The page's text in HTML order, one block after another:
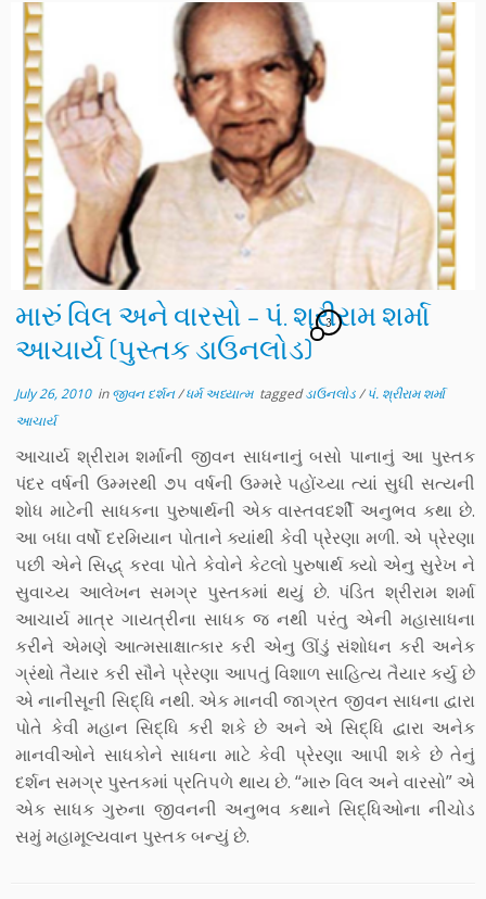
મારું વિલ અને વારસો – પં. શ્રીરામ શર્મા
આચાર્ય (પુસ્તક ડાઉનલોડ)
3
July 26, 2010inજીવન દર્શન/ધર્મ અધ્યાત્મ taggedડાઉનલોડ/પં. શ્રીરામ શર્મા
આચાર્ય
આચાર્ય શ્રીરામ શર્માની જીવન સાધનાનું બસો પાનાનું આ પુસ્તક
પંદર વર્ષની ઉમ્મરથી ૭૫ વર્ષની ઉમ્મરે ૫હોંચ્યા ત્યાં સુધી સત્યની
શોધ માટેની સાધકના પુરુષાર્થની એક વાસ્તવદર્શી અનુભવ કથા છે.
આ બધા વર્ષો દરમિયાન પોતાને ક્યાંથી કેવી પ્રેરણા મળી. એ પ્રેરણા
૫છી એને સિદ્ધ્ કરવા પોતે કેવોને કેટલો પુરુષાર્થ ક્યો એનુ સુરેખ ને
સુવાચ્ય આલેખન સમગ્ર પુસ્તકમાં થયું છે. પંડિત શ્રીરામ શર્મા
આચાર્ય માત્ર ગાયત્રીના સાધક જ નથી ૫રંતુ એની મહાસાધના
કરીને એમણે આત્મસાક્ષાત્કાર કરી એનુ ઊંડું સંશોધન કરી અનેક
ગ્રંથો તૈયાર કરી સૌને પ્રેરણા આ૫તું વિશાળ સાહિત્ય તૈયાર કર્યુ છે
એ નાનીસૂની સિદ્ધિ નથી. એક માનવી જાગ્રત જીવન સાધના દ્વારા
પોતે કેવી મહાન સિદ્ધિ કરી શકે છે અને એ સિદ્ધિ દ્વારા અનેક
માનવીઓને સાધકોને સાધના માટે કેવી પ્રેરણા આપી શકે છે તેનું
દર્શન સમગ્ર પુસ્તકમાં પ્રતિ૫ળે થાય છે. “મારુ વિલ અને વારસો” એ
એક સાધક ગુરુના જીવનની અનુભવ કથાને સિદ્ધિઓના નીચોડ
સમું મહામૂલ્યવાન પુસ્તક બન્યું છે.